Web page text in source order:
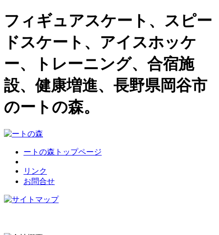
フィギュアスケート、スピー
ドスケート、アイスホッケ
ー、トレーニング、合宿施
設、健康増進、長野県岡谷市
のートの森。
ートの森トップページ
リンク
お問合せ